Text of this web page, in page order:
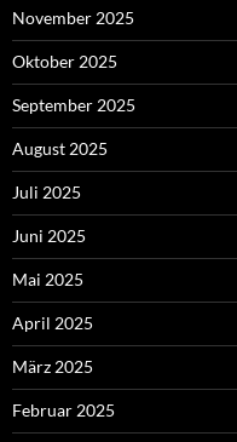
November 2025
Oktober 2025
September 2025
August 2025
Juli 2025
Juni 2025
Mai 2025
April 2025
März 2025
Februar 2025